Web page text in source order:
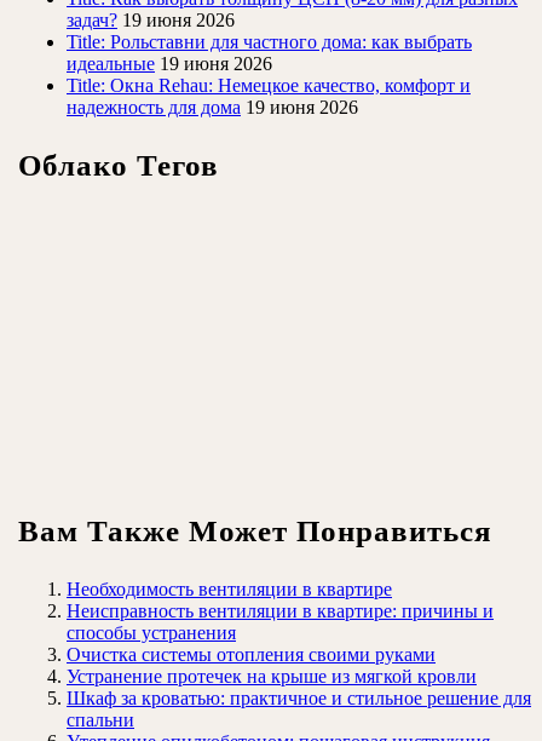
задач? 19 июня 2026
Title: Рольставни для частного дома: как выбрать
идеальные 19 июня 2026
Title: Окна Rehau: Немецкое качество, комфорт и
надежность для дома 19 июня 2026
Облако Тегов
Вам Также Может Понравиться
Необходимость вентиляции в квартире
Неисправность вентиляции в квартире: причины и
способы устранения
Очистка системы отопления своими руками
Устранение протечек на крыше из мягкой кровли
Шкаф за кроватью: практичное и стильное решение для
спальни